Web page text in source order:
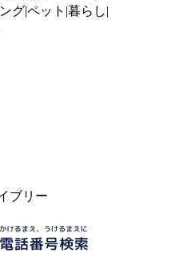
グペット 暮らし
ブリー